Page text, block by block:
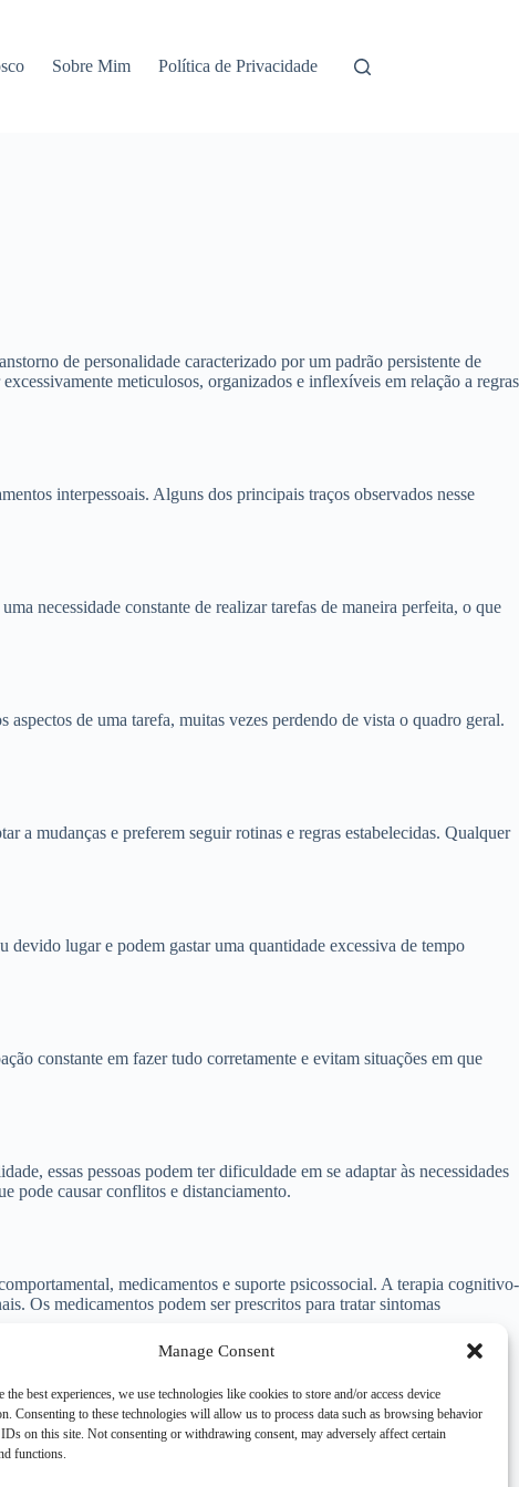
Manage Consent
the best experiences, we use technologies like cookies to store and/or access device
Consenting to these technologies will allow us to process data such as browsing behavior
on this site. Not consenting or withdrawing consent, may adversely affect certain
functions.
Sobre Mim Política de Privacidade
de personalidade caracterizado por um padrão persistente de
meticulosos, organizados e inflexíveis em relação a regras
interpessoais. Alguns dos principais traços observados nesse
necessidade constante de realizar tarefas de maneira perfeita, o que
de uma tarefa, muitas vezes perdendo de vista o quadro geral.
a mudanças e preferem seguir rotinas e regras estabelecidas. Qualquer
devido lugar e podem gastar uma quantidade excessiva de tempo
constante em fazer tudo corretamente e evitam situações em que
essas pessoas podem ter dificuldade em se adaptar às necessidades
pode causar conflitos e distanciamento.
medicamentos e suporte psicossocial. A terapia cognitivo-
Os medicamentos podem ser prescritos para tratar sintomas
por perfeccionismo extremo, preocupação excessiva com
essa síndrome requer tratamento adequado para melhorar a